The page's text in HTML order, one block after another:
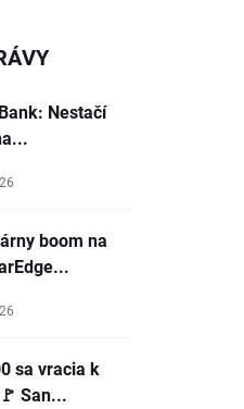
Nestačí
boom na
sa vracia k
San...